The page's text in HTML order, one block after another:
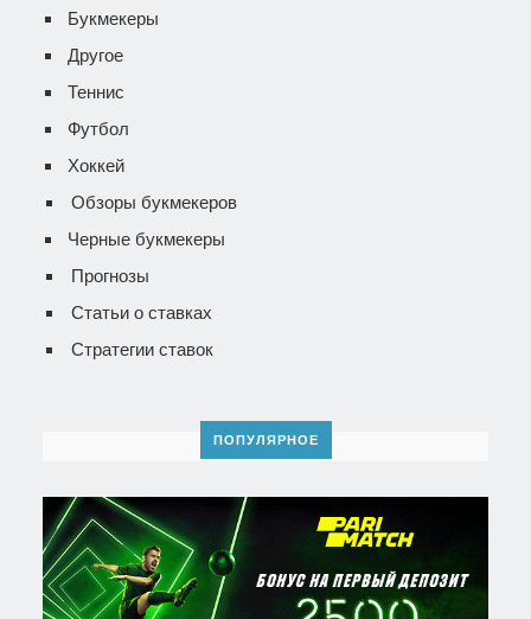
Букмекеры
Другое
Теннис
Футбол
Хоккей
Обзоры букмекеров
Черные букмекеры
Прогнозы
Статьи о ставках
Стратегии ставок
ПОПУЛЯРНОЕ